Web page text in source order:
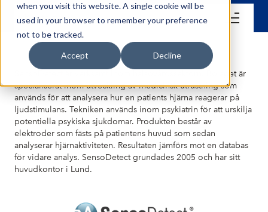
when you visit this website. A single cookie will be
used in your browser to remember your preference
not to be tracked.
Accept Decline
Kontakt
SensoDetect är verksamt inom hälsovårdssektorn. Bolaget är
specialiserat inom utveckling av medicinsk utrustning som
används för att analysera hur en patients hjärna reagerar på
ljudstimulans. Tekniken används inom psykiatrin för att urskilja
potentiella psykiska sjukdomar. Produkten består av
elektroder som fästs på patientens huvud som sedan
analyserar hjärnaktiviteten. Resultaten jämförs mot en databas
för vidare analys. SensoDetect grundades 2005 och har sitt
huvudkontor i Lund.